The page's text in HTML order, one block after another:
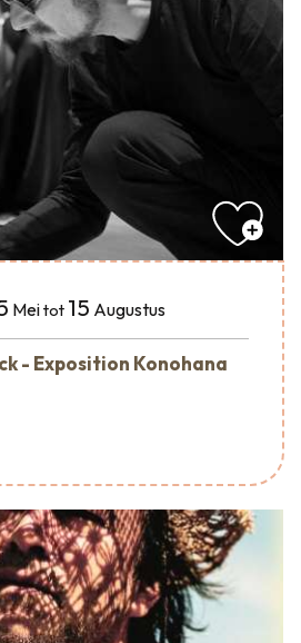
Meitot 15 Augustus
- Exposition Konohana